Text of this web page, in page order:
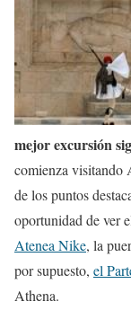
mejor excursión
comienza visitando
de los puntos
oportunidad de ver
Atenea Nike, la
por supuesto, el
Athena.